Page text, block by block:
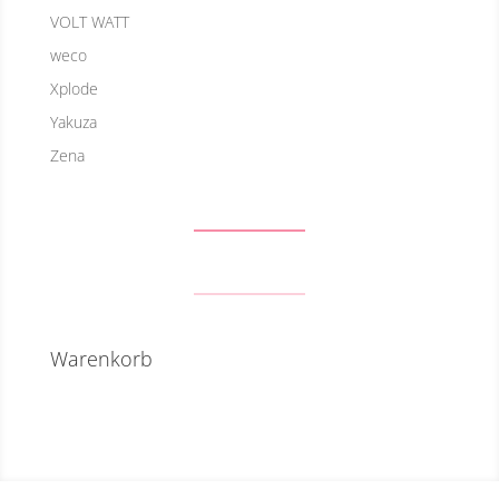
VOLT WATT
weco
Xplode
Yakuza
Zena
Warenkorb